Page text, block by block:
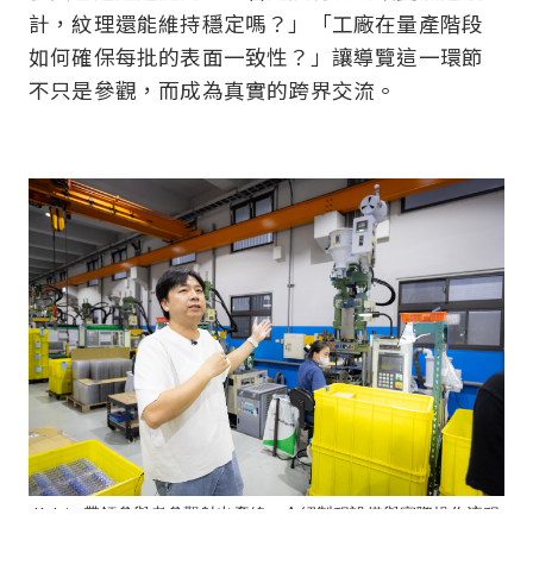
計，紋理還能維持穩定嗎？」「工廠在量產階段
如何確保每批的表面一致性？」讓導覽這一環節
不只是參觀，而成為真實的跨界交流。
Kelvin 帶領參與者參觀射出產線，介紹製程設備與實際操作流程